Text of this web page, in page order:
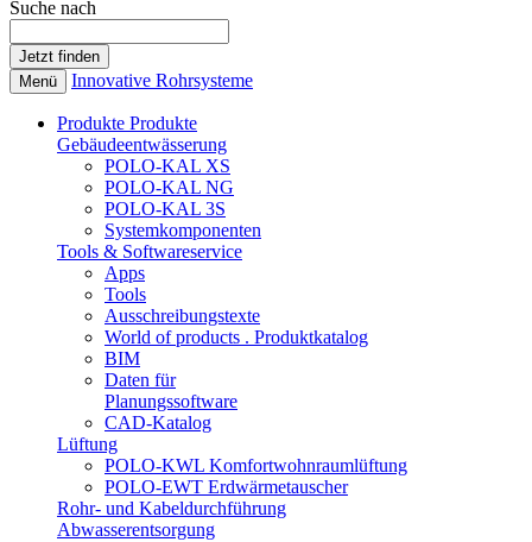
Suche nach
Menü Innovative Rohrsysteme
Produkte Produkte
Gebäudeentwässerung
POLO-KAL XS
POLO-KAL NG
POLO-KAL 3S
Systemkomponenten
Tools & Softwareservice
Apps
Tools
Ausschreibungstexte
World of products . Produktkatalog
BIM
Daten für
Planungssoftware
CAD-Katalog
Lüftung
POLO-KWL Komfortwohnraumlüftung
POLO-EWT Erdwärmetauscher
Rohr- und Kabeldurchführung
Abwasserentsorgung